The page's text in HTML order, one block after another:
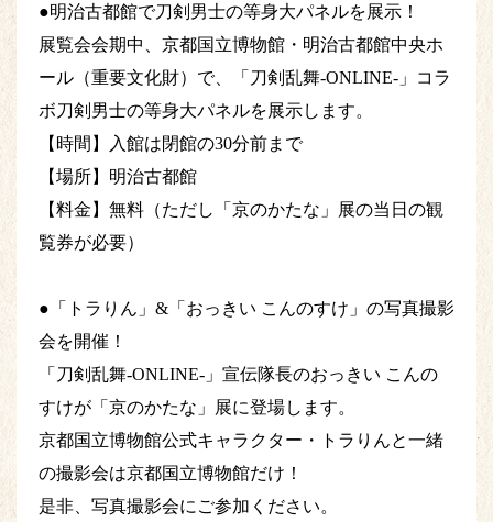
●明治古都館で刀剣男士の等身大パネルを展示！
展覧会会期中、京都国立博物館・明治古都館中央ホ
ール（重要文化財）で、「刀剣乱舞-ONLINE-」コラ
ボ刀剣男士の等身大パネルを展示します。
【時間】入館は閉館の30分前まで
【場所】明治古都館
【料金】無料（ただし「京のかたな」展の当日の観
覧券が必要）
●「トラりん」&「おっきい こんのすけ」の写真撮影
会を開催！
「刀剣乱舞-ONLINE-」宣伝隊長のおっきい こんの
すけが「京のかたな」展に登場します。
京都国立博物館公式キャラクター・トラりんと一緒
の撮影会は京都国立博物館だけ！
是非、写真撮影会にご参加ください。